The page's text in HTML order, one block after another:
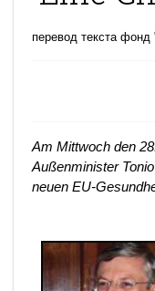
перевод текста фонд
Am Mittwoch den
Außenminister
neuen EU-